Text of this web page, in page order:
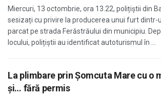
Miercuri, 13 octombrie, ora 13.22, polițiștii din
sesizați cu privire la producerea unui furt dintr-
parcat pe strada Ferăstrăului din municipiu.
locului, polițiștii au identificat autoturismul în ...
La plimbare prin Şomcuta Mare cu o
şi… fără permis